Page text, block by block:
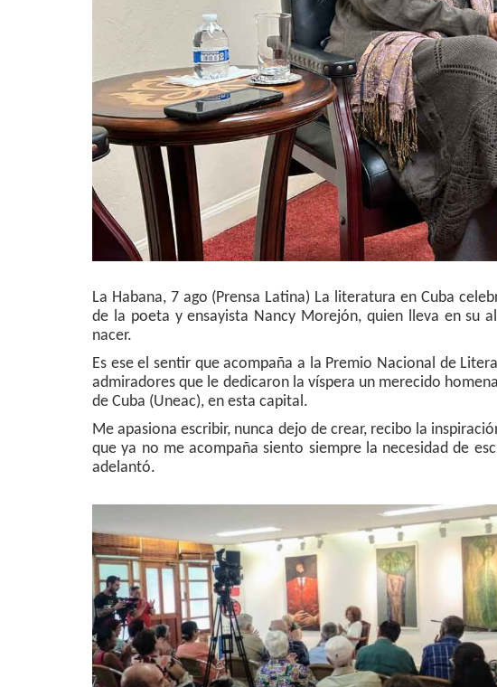
La Habana, 7 ago (Prensa Latina) La literatura en Cuba
de la poeta y ensayista Nancy Morejón, quien lleva en su
nacer.
Es ese el sentir que acompaña a la Premio Nacional de
admiradores que le dedicaron la víspera un merecido
de Cuba (Uneac), en esta capital.
Me apasiona escribir, nunca dejo de crear, recibo la
que ya no me acompaña siento siempre la necesidad de
adelantó.